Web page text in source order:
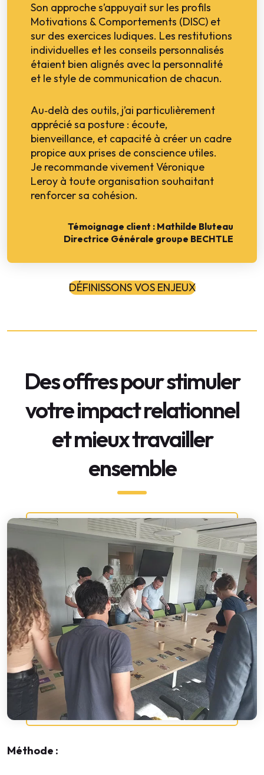
Son approche s’appuyait sur les profils
Motivations & Comportements (DISC) et
sur des exercices ludiques. Les restitutions
individuelles et les conseils personnalisés
étaient bien alignés avec la personnalité
et le style de communication de chacun.
Au‑delà des outils, j’ai particulièrement
apprécié sa posture : écoute,
bienveillance, et capacité à créer un cadre
propice aux prises de conscience utiles.
Je recommande vivement Véronique
Leroy à toute organisation souhaitant
renforcer sa cohésion.
Témoignage client : Mathilde Bluteau
Directrice Générale groupe BECHTLE
DÉFINISSONS VOS ENJEUX
Des offres pour stimuler
votre impact relationnel
et mieux travailler
ensemble
Méthode :